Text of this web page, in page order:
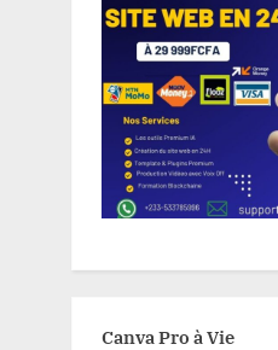
Canva Pro à Vie